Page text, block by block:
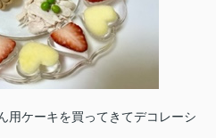
買ってきてデコレーシ